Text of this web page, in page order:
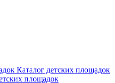
Каталог детских площадок